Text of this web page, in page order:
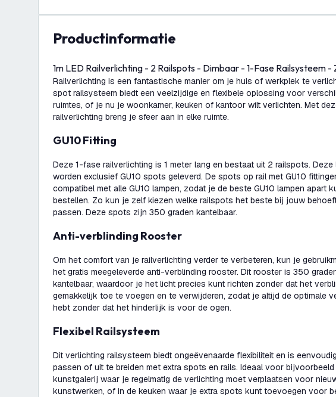
productinformatie
1m LED Railverlichting - 2 Railspots - Dimbaar - 1-Fase Railsysteem
Railverlichting is een fantastische manier om je huis of werkplek te
spot railsysteem biedt een veelzijdige en flexibele oplossing voor
ruimtes, of je nu je woonkamer, keuken of kantoor wilt verlichten. Met
railverlichting breng je sfeer aan in elke ruimte.
GU10 Fitting
Deze 1-fase railverlichting is 1 meter lang en bestaat uit 2 railspots. Deze
worden exclusief GU10 spots geleverd. De spots op rail met GU10
compatibel met alle GU10 lampen, zodat je de beste GU10 lampen apart
bestellen. Zo kun je zelf kiezen welke railspots het beste bij jouw
passen. Deze spots zijn 350 graden kantelbaar.
Anti-verblinding Rooster
Om het comfort van je railverlichting verder te verbeteren, kun je
het gratis meegeleverde anti-verblinding rooster. Dit rooster is 350
kantelbaar, waardoor je het licht precies kunt richten zonder dat het
gemakkelijk toe te voegen en te verwijderen, zodat je altijd de optimale
hebt zonder dat het hinderlijk is voor de ogen.
Flexibel Railsysteem
Dit verlichting railsysteem biedt ongeëvenaarde flexibiliteit en is
passen of uit te breiden met extra spots en rails. Ideaal voor bijvoorbeeld
kunstgalerij waar je regelmatig de verlichting moet verplaatsen voor
kunstwerken, of in de keuken waar je extra spots kunt toevoegen voor